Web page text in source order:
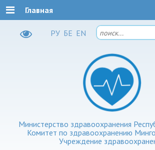
РУ БЕ EN
Министерство здравоохранения
Комитет по здравоохранению
Учреждение
Главная